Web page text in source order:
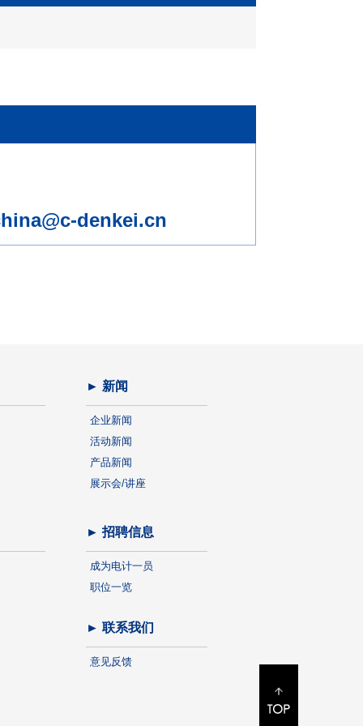
denkei.cn
► 新闻
企业新闻
活动新闻
产品新闻
展示会/讲座
► 招聘信息
成为电计一员
职位一览
► 联系我们
意见反馈